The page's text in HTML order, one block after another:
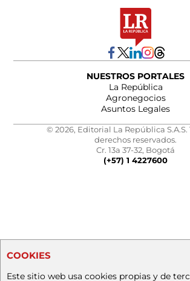
NUESTROS PORTALES
La República
Agronegocios
Asuntos Legales
© 2026, Editorial La República S.A.S.
derechos reservados.
Cr. 13a 37-32, Bogotá
(+57) 1 4227600
COOKIES
Este sitio web usa cookies propias y de